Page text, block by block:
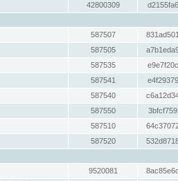
42800309
587507
587505
587535
587541
587540
587550
587510
587520
9520081